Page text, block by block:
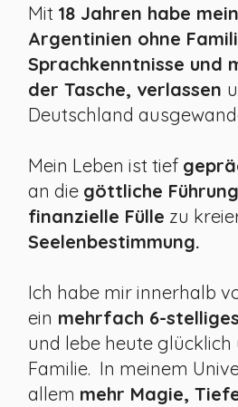
Mit 18 Jahren habe
Argentinien ohne
Sprachkenntnisse und
der Tasche, verlassen
Deutschland
Mein Leben ist tief
an die göttliche Führung
finanzielle Fülle zu
Seelenbestimmung.
Ich habe mir innerhalb
ein mehrfach 6-
und lebe heute
Familie. In meinem
allem mehr Magie,